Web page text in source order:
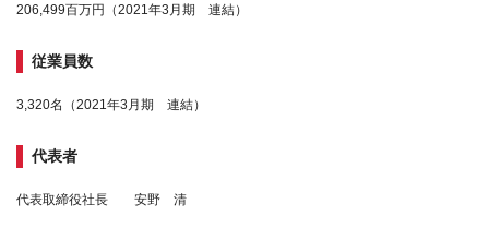
206,499百万円（2021年3月期 連結）
従業員数
3,320名（2021年3月期 連結）
代表者
代表取締役社長 安野 清